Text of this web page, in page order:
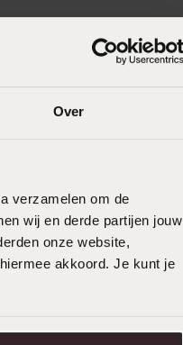
Over
verzamelen om de
wij en derde partijen jouw
onze website,
akkoord. Je kunt je